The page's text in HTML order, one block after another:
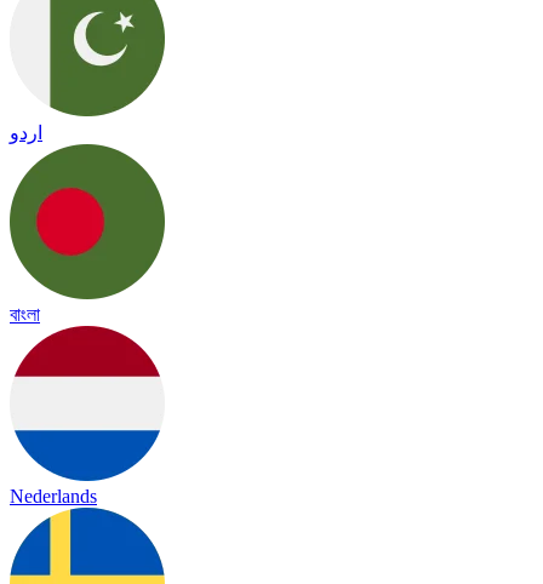
اردو
বাংলা
Nederlands